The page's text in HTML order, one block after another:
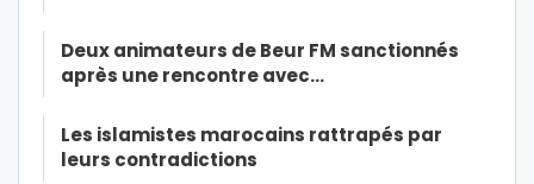
Deux animateurs de Beur FM sanctionnés
après une rencontre avec…
Les islamistes marocains rattrapés par
leurs contradictions